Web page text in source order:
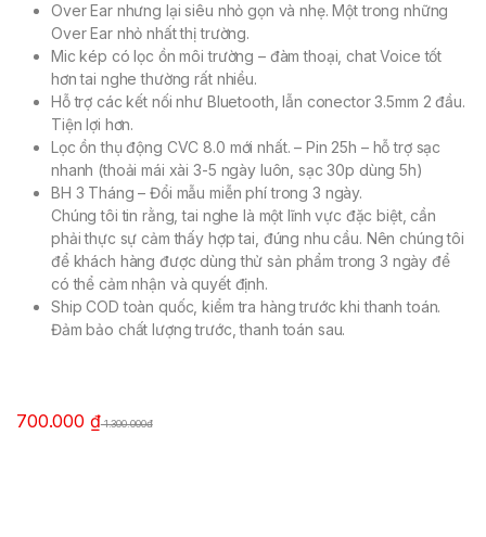
Over Ear nhưng lại siêu nhỏ gọn và nhẹ. Một trong những
Over Ear nhỏ nhất thị trường.
Mic kép có lọc ồn môi trường – đàm thoại, chat Voice tốt
hơn tai nghe thường rất nhiều.
Hỗ trợ các kết nối như Bluetooth, lẫn conector 3.5mm 2 đầu.
Tiện lợi hơn.
Lọc ồn thụ động CVC 8.0 mới nhất. – Pin 25h – hỗ trợ sạc
nhanh (thoải mái xài 3-5 ngày luôn, sạc 30p dùng 5h)
BH 3 Tháng – Đổi mẫu miễn phí trong 3 ngày.
Chúng tôi tin rằng, tai nghe là một lĩnh vực đặc biệt, cần
phải thực sự cảm thấy hợp tai, đúng nhu cầu. Nên chúng tôi
để khách hàng được dùng thử sản phẩm trong 3 ngày để
có thể cảm nhận và quyết định.
Ship COD toàn quốc, kiểm tra hàng trước khi thanh toán.
Đảm bảo chất lượng trước, thanh toán sau.
700.000 ₫1.300.000đ